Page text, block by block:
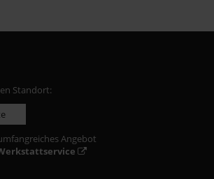
Standort:
Angebot